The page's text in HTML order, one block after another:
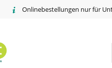
Onlinebestellungen nur für